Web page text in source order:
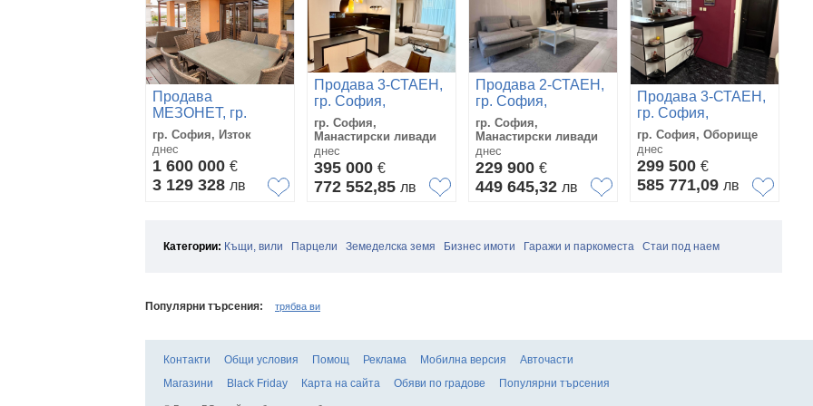
Продава
МЕЗОНЕТ, гр.
София, Изток
гр. София, Изток
днес
1 600 000 €
3 129 328 лв
Продава 3-СТАЕН,
гр. София,
Манастирски
ливади
гр. София,
Манастирски ливади
днес
395 000 €
772 552,85 лв
Продава 2-СТАЕН,
гр. София,
Манастирски
ливади
гр. София,
Манастирски ливади
днес
229 900 €
449 645,32 лв
Продава 3-СТАЕН,
гр. София,
Оборище
гр. София, Оборище
днес
299 500 €
585 771,09 лв
Категории: Къщи, вили Парцели Земеделска земя Бизнес имоти Гаражи и паркоместа Стаи под наем
Популярни търсения: трябва ви
Контакти Общи условия Помощ Реклама Мобилна версия
Авточасти
Магазини
Black Friday Карта на сайта Обяви по градове Популярни търсения